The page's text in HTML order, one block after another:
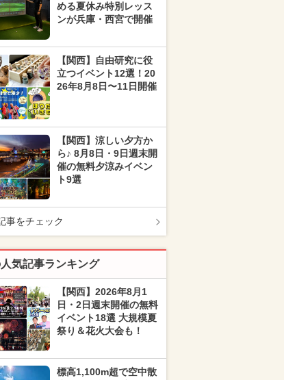
める夏休み特別レッス
ンが兵庫・西宮で開催
【関西】自由研究に役
立つイベント12選！20
26年8月8日〜11日開催
【関西】涼しい夕方か
ら♪ 8月8日・9日週末開
催の無料夕涼みイベン
ト9選
事をチェック
気記事ランキング
【関西】2026年8月1
日・2日週末開催の無料
イベント18選 大規模夏
祭り＆花火大会も！
標高1,100m超で空中散